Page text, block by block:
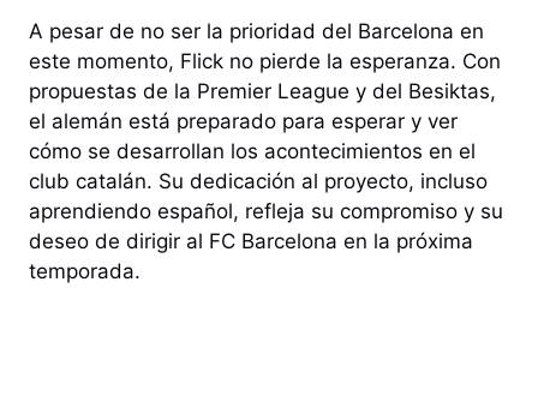
A pesar de no ser la prioridad del Barcelona en
este momento, Flick no pierde la esperanza. Con
propuestas de la Premier League y del Besiktas,
el alemán está preparado para esperar y ver
cómo se desarrollan los acontecimientos en el
club catalán. Su dedicación al proyecto, incluso
aprendiendo español, refleja su compromiso y su
deseo de dirigir al FC Barcelona en la próxima
temporada.